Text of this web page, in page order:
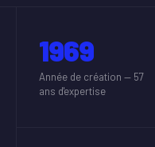
1969
Année de création — 57
ans d'expertise